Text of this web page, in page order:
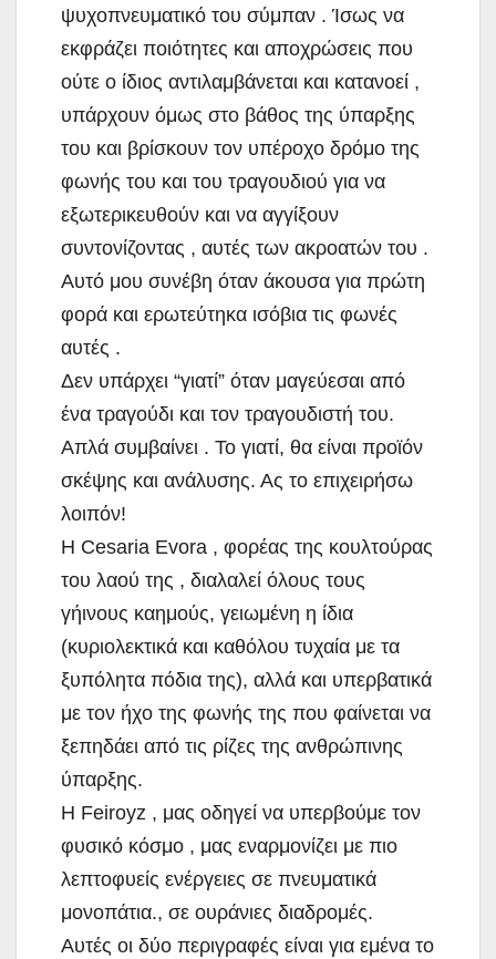
ψυχοπνευματικό του σύμπαν . Ίσως να
εκφράζει ποιότητες και αποχρώσεις που
ούτε ο ίδιος αντιλαμβάνεται και κατανοεί ,
υπάρχουν όμως στο βάθος της ύπαρξης
του και βρίσκουν τον υπέροχο δρόμο της
φωνής του και του τραγουδιού για να
εξωτερικευθούν και να αγγίξουν
συντονίζοντας , αυτές των ακροατών του .
Αυτό μου συνέβη όταν άκουσα για πρώτη
φορά και ερωτεύτηκα ισόβια τις φωνές
αυτές .
Δεν υπάρχει “γιατί” όταν μαγεύεσαι από
ένα τραγούδι και τον τραγουδιστή του.
Απλά συμβαίνει . Το γιατί, θα είναι προϊόν
σκέψης και ανάλυσης. Ας το επιχειρήσω
λοιπόν!
Η Cesaria Evora , φορέας της κουλτούρας
του λαού της , διαλαλεί όλους τους
γήινους καημούς, γειωμένη η ίδια
(κυριολεκτικά και καθόλου τυχαία με τα
ξυπόλητα πόδια της), αλλά και υπερβατικά
με τον ήχο της φωνής της που φαίνεται να
ξεπηδάει από τις ρίζες της ανθρώπινης
ύπαρξης.
Η Feiroyz , μας οδηγεί να υπερβούμε τον
φυσικό κόσμο , μας εναρμονίζει με πιο
λεπτοφυείς ενέργειες σε πνευματικά
μονοπάτια., σε ουράνιες διαδρομές.
Αυτές οι δύο περιγραφές είναι για εμένα το